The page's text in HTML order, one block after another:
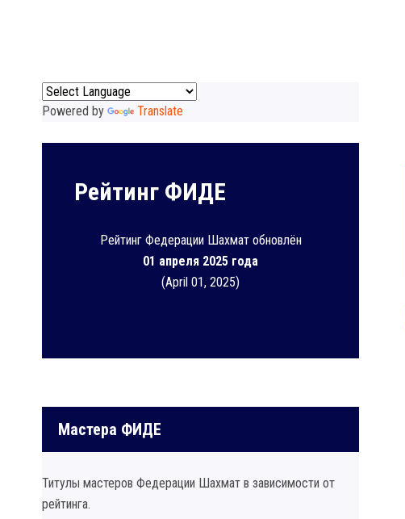
Powered by Translate
Рейтинг ФИДЕ
Рейтинг Федерации Шахмат обновлён
01 апреля 2025 года
(April 01, 2025)
Мастера ФИДЕ
Титулы мастеров Федерации Шахмат в зависимости от
рейтинга.